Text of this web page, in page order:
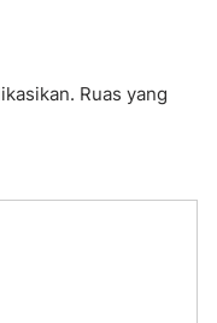
Ruas yang